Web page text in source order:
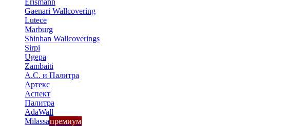
Erismann
Gaenari Wallcovering
Lutece
Marburg
Shinhan Wallcoverings
Sirpi
Ugepa
Zambaiti
А.С. и Палитра
Артекс
Аспект
Палитра
AdaWall
Milassaпремиум